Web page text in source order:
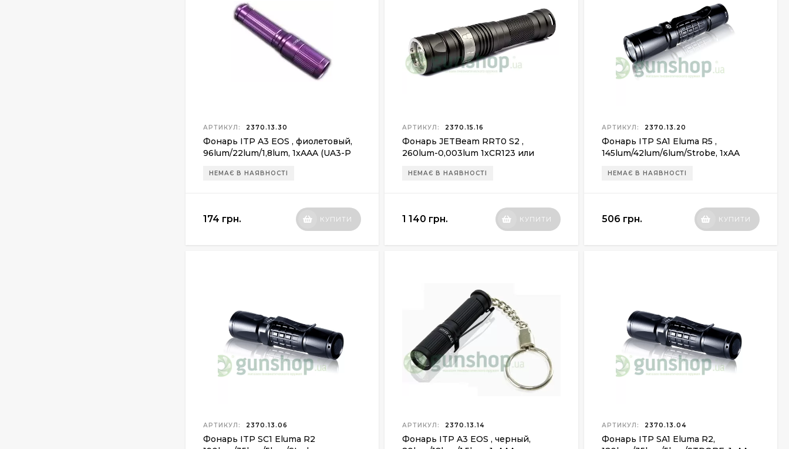
АРТИКУЛ: 2370.13.30
Фонарь ITP A3 EOS , фиолетовый,
96lum/22lum/1,8lum, 1xAAA (UA3-P
НЕМАЄ В НАЯВНОСТІ
174 грн. КУПИТИ
АРТИКУЛ: 2370.15.16
Фонарь JETBeam RRT0 S2 ,
260lum-0,003lum 1xCR123 или
НЕМАЄ В НАЯВНОСТІ
1 140 грн. КУПИТИ
АРТИКУЛ: 2370.13.20
Фонарь ITP SA1 Eluma R5 ,
145lum/42lum/6lum/Strobe, 1xAA
НЕМАЄ В НАЯВНОСТІ
506 грн. КУПИТИ
АРТИКУЛ: 2370.13.06
Фонарь ITP SC1 Eluma R2
АРТИКУЛ: 2370.13.14
Фонарь ITP A3 EOS , черный,
АРТИКУЛ: 2370.13.04
Фонарь ITP SA1 Eluma R2,